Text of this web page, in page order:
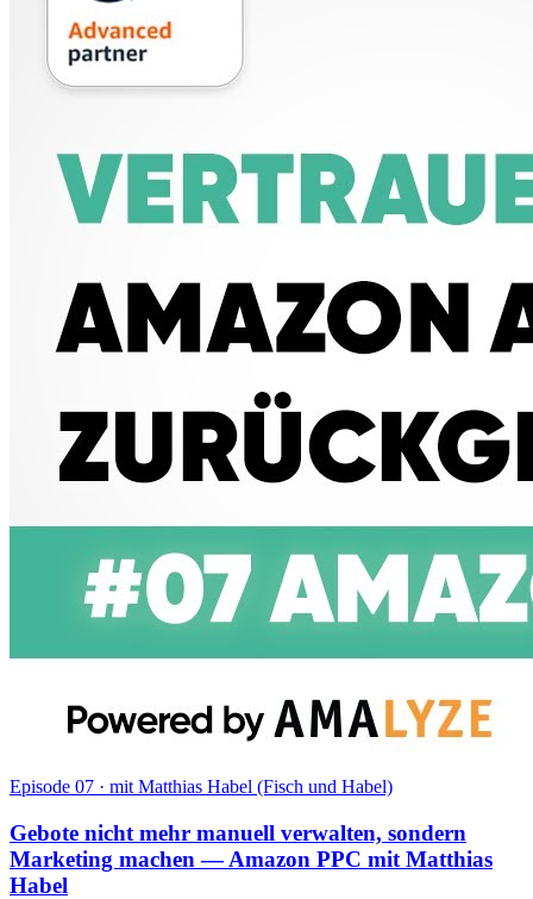
Episode 07 · mit Matthias Habel (Fisch und Habel)
Gebote nicht mehr manuell verwalten, sondern
Marketing machen — Amazon PPC mit Matthias
Habel